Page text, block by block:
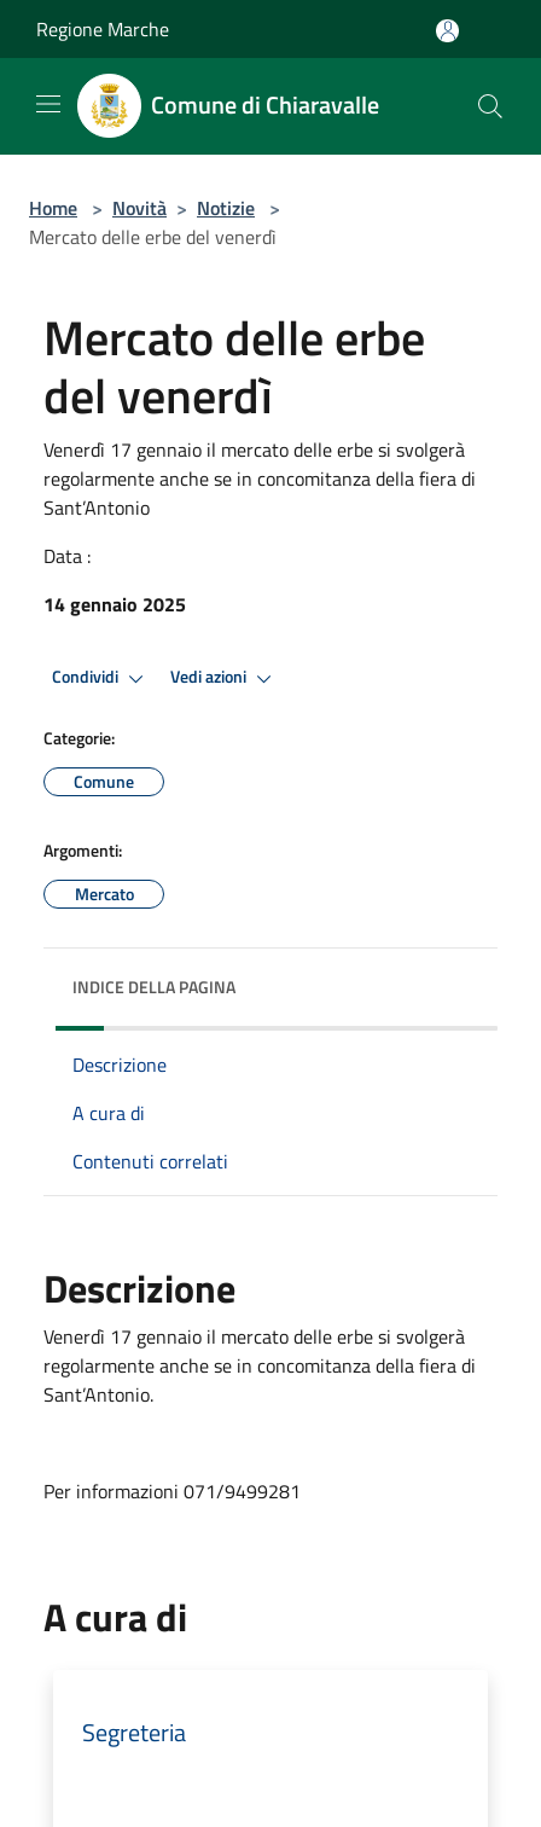
Regione Marche
Comune di Chiaravalle
Home > Novità > Notizie >
Mercato delle erbe del venerdì
Mercato delle erbe
del venerdì
Venerdì 17 gennaio il mercato delle erbe si svolgerà
regolarmente anche se in concomitanza della fiera di
Sant’Antonio
Data :
14 gennaio 2025
Condividi Vedi azioni
Categorie:
Comune
Argomenti:
Mercato
INDICE DELLA PAGINA
Descrizione
A cura di
Contenuti correlati
Descrizione
Venerdì 17 gennaio il mercato delle erbe si svolgerà
regolarmente anche se in concomitanza della fiera di
Sant’Antonio.
Per informazioni 071/9499281
A cura di
Segreteria